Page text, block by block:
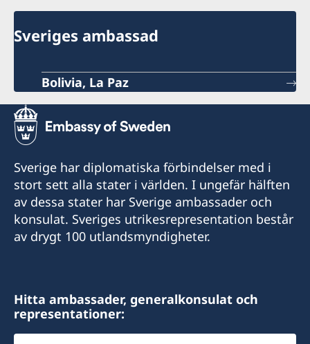
Sveriges ambassad
Bolivia, La Paz
Sverige har diplomatiska förbindelser med i
stort sett alla stater i världen. I ungefär hälften
av dessa stater har Sverige ambassader och
konsulat. Sveriges utrikesrepresentation består
av drygt 100 utlandsmyndigheter.
Hitta ambassader, generalkonsulat och
representationer: